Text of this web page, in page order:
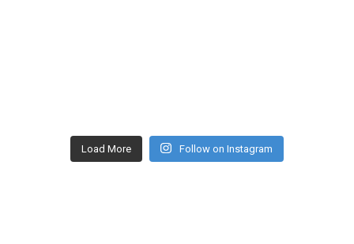
Load More Follow on Instagram